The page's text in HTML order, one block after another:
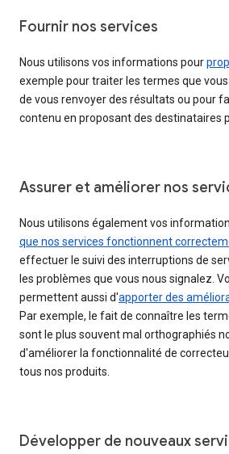
Fournir nos services
Nous utilisons vos informations pour
exemple pour traiter les termes que
de vous renvoyer des résultats ou pour
contenu en proposant des destinataires
Assurer et améliorer nos
Nous utilisons également vos
que nos services fonctionnent
effectuer le suivi des interruptions de
les problèmes que vous nous signalez.
permettent aussi d'apporter des
Par exemple, le fait de connaître les
sont le plus souvent mal orthographiés
d'améliorer la fonctionnalité de
tous nos produits.
Développer de nouveaux